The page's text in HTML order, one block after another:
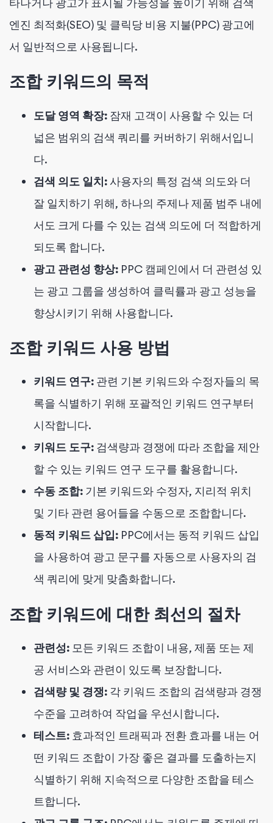
엔진 최적화(SEO) 및 클릭당 비용 지불(PPC) 광고에
서 일반적으로 사용됩니다.
조합 키워드의 목적
도달 영역 확장: 잠재 고객이 사용할 수 있는 더
넓은 범위의 검색 쿼리를 커버하기 위해서입니
다.
검색 의도 일치: 사용자의 특정 검색 의도와 더
잘 일치하기 위해, 하나의 주제나 제품 범주 내에
서도 크게 다를 수 있는 검색 의도에 더 적합하게
되도록 합니다.
광고 관련성 향상: PPC 캠페인에서 더 관련성 있
는 광고 그룹을 생성하여 클릭률과 광고 성능을
향상시키기 위해 사용합니다.
조합 키워드 사용 방법
키워드 연구: 관련 기본 키워드와 수정자들의 목
록을 식별하기 위해 포괄적인 키워드 연구부터
시작합니다.
키워드 도구: 검색량과 경쟁에 따라 조합을 제안
할 수 있는 키워드 연구 도구를 활용합니다.
수동 조합: 기본 키워드와 수정자, 지리적 위치
및 기타 관련 용어들을 수동으로 조합합니다.
동적 키워드 삽입: PPC에서는 동적 키워드 삽입
을 사용하여 광고 문구를 자동으로 사용자의 검
색 쿼리에 맞게 맞춤화합니다.
조합 키워드에 대한 최선의 절차
관련성: 모든 키워드 조합이 내용, 제품 또는 제
공 서비스와 관련이 있도록 보장합니다.
검색량 및 경쟁: 각 키워드 조합의 검색량과 경쟁
수준을 고려하여 작업을 우선시합니다.
테스트: 효과적인 트래픽과 전환 효과를 내는 어
떤 키워드 조합이 가장 좋은 결과를 도출하는지
식별하기 위해 지속적으로 다양한 조합을 테스
트합니다.